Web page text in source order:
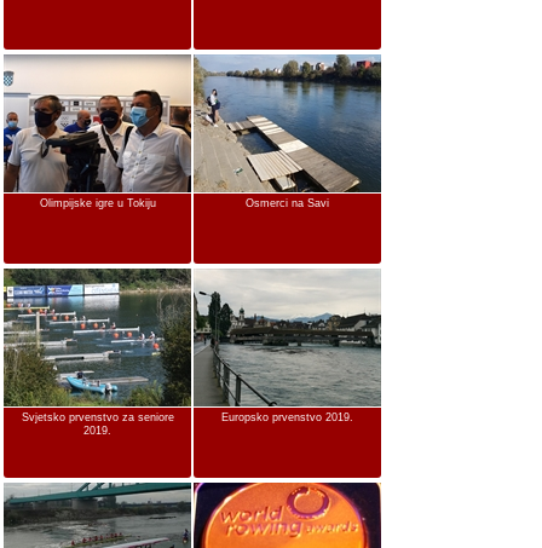
Olimpijske igre u Tokiju Osmerci na Savi
Svjetsko prvenstvo za seniore
2019.
Europsko prvenstvo 2019.